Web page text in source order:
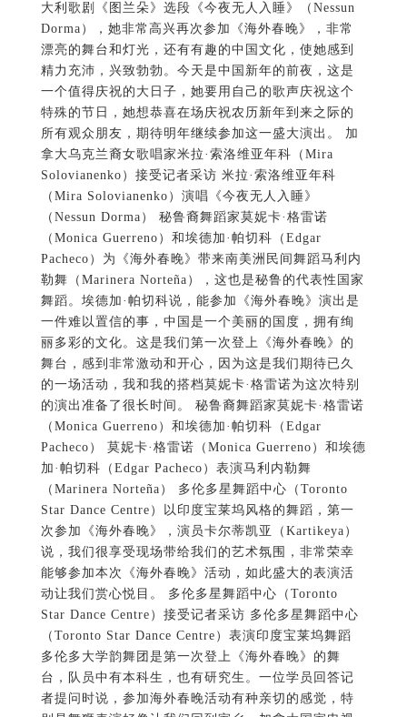
大利歌剧《图兰朵》选段《今夜无人入睡》（Nessun
Dorma），她非常高兴再次参加《海外春晚》，非常
漂亮的舞台和灯光，还有有趣的中国文化，使她感到
精力充沛，兴致勃勃。今天是中国新年的前夜，这是
一个值得庆祝的大日子，她要用自己的歌声庆祝这个
特殊的节日，她想恭喜在场庆祝农历新年到来之际的
所有观众朋友，期待明年继续参加这一盛大演出。 加
拿大乌克兰裔女歌唱家米拉·索洛维亚年科（Mira
Solovianenko）接受记者采访 米拉·索洛维亚年科
（Mira Solovianenko）演唱《今夜无人入睡》
（Nessun Dorma） 秘鲁裔舞蹈家莫妮卡·格雷诺
（Monica Guerreno）和埃德加·帕切科（Edgar
Pacheco）为《海外春晚》带来南美洲民间舞蹈马利内
勒舞（Marinera Norteña），这也是秘鲁的代表性国家
舞蹈。埃德加·帕切科说，能参加《海外春晚》演出是
一件难以置信的事，中国是一个美丽的国度，拥有绚
丽多彩的文化。这是我们第一次登上《海外春晚》的
舞台，感到非常激动和开心，因为这是我们期待已久
的一场活动，我和我的搭档莫妮卡·格雷诺为这次特别
的演出准备了很长时间。 秘鲁裔舞蹈家莫妮卡·格雷诺
（Monica Guerreno）和埃德加·帕切科（Edgar
Pacheco） 莫妮卡·格雷诺（Monica Guerreno）和埃德
加·帕切科（Edgar Pacheco）表演马利内勒舞
（Marinera Norteña） 多伦多星舞蹈中心（Toronto
Star Dance Centre）以印度宝莱坞风格的舞蹈，第一
次参加《海外春晚》，演员卡尔蒂凯亚（Kartikeya）
说，我们很享受现场带给我们的艺术氛围，非常荣幸
能够参加本次《海外春晚》活动，如此盛大的表演活
动让我们赏心悦目。 多伦多星舞蹈中心（Toronto
Star Dance Centre）接受记者采访 多伦多星舞蹈中心
（Toronto Star Dance Centre）表演印度宝莱坞舞蹈
多伦多大学韵舞团是第一次登上《海外春晚》的舞
台，队员中有本科生，也有研究生。一位学员回答记
者提问时说，参加海外春晚活动有种亲切的感觉，特